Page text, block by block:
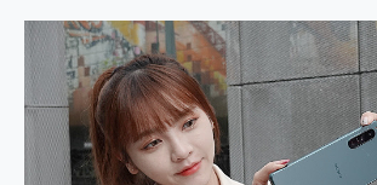
美到讓人超想擁有 moto pad 60 系列 與 Moto | Swarovski razr 60 冰藍限定版本 開箱 評測
好用的 EaseUS Partition Master 讓您輕鬆的移除與格式化有防寫保護的隨身碟或SD卡
一鍵修復模糊影片、舊照的 AI 好幫手! VideoProc Converter AI 新版全解析 × 年末優惠，一篇全看懂
小朋友才做選擇 投影機 RGB藍牙音響 氛圍情境燈 我通通都要！ Starfish 2 幻彩膠囊投影機｜結合「 智慧投影 & 煥彩流動 」的沈浸式生活新體驗
開箱~變身「蜘蛛人」椅子軍師！MSI MPG 491CQP QD-OLED 超寬曲面電競螢幕，多工辦公、爽度滿滿的終極桌面體驗